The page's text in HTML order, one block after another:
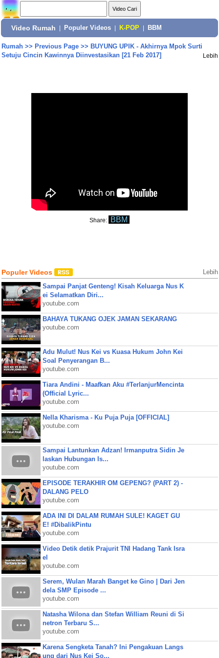
Video Rumah Populer Videos K-POP BBM
Rumah>> Previous Page>> BUYUNG UPIK - Akhirnya Mpok Surti
Setuju Cincin Kawinnya Diinvestasikan [21 Feb 2017]
Lebih
Share: BBM
Populer Videos Lebih
Sampai Panjat Genteng! Kisah Keluarga Nus K
ei Selamatkan Diri...
youtube.com
BAHAYA TUKANG OJEK JAMAN SEKARANG
youtube.com
Adu Mulut! Nus Kei vs Kuasa Hukum John Kei
Soal Penyerangan B...
youtube.com
Tiara Andini - Maafkan Aku #TerlanjurMencinta
(Official Lyric...
youtube.com
Nella Kharisma - Ku Puja Puja [OFFICIAL]
youtube.com
Sampai Lantunkan Adzan! Irmanputra Sidin Je
laskan Hubungan Is...
youtube.com
EPISODE TERAKHIR OM GEPENG? (PART 2) -
DALANG PELO
youtube.com
ADA INI DI DALAM RUMAH SULE! KAGET GU
E! #DibalikPintu
youtube.com
Video Detik detik Prajurit TNI Hadang Tank Isra
el
youtube.com
Serem, Wulan Marah Banget ke Gino | Dari Jen
dela SMP Episode ...
youtube.com
Natasha Wilona dan Stefan William Reuni di Si
netron Terbaru S...
youtube.com
Karena Sengketa Tanah? Ini Pengakuan Langs
ung dari Nus Kei So...